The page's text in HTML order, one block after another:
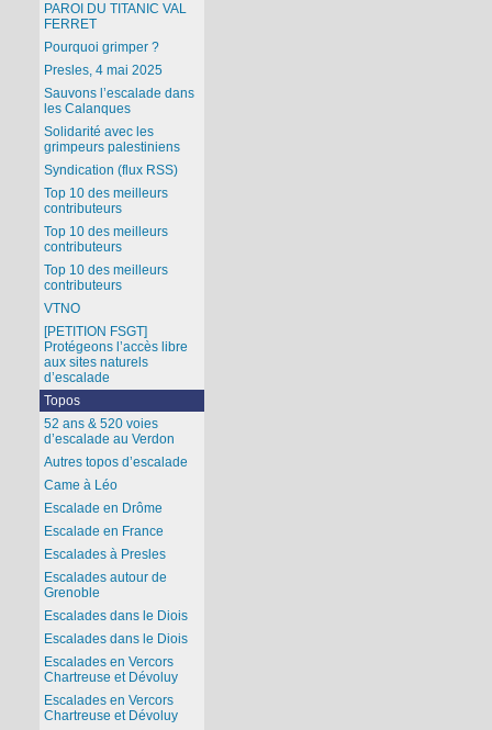
PAROI DU TITANIC VAL
FERRET
Pourquoi grimper ?
Presles, 4 mai 2025
Sauvons l’escalade dans
les Calanques
Solidarité avec les
grimpeurs palestiniens
Syndication (flux RSS)
Top 10 des meilleurs
contributeurs
Top 10 des meilleurs
contributeurs
Top 10 des meilleurs
contributeurs
VTNO
[PETITION FSGT]
Protégeons l’accès libre
aux sites naturels
d’escalade
Topos
52 ans & 520 voies
d’escalade au Verdon
Autres topos d’escalade
Came à Léo
Escalade en Drôme
Escalade en France
Escalades à Presles
Escalades autour de
Grenoble
Escalades dans le Diois
Escalades dans le Diois
Escalades en Vercors
Chartreuse et Dévoluy
Escalades en Vercors
Chartreuse et Dévoluy